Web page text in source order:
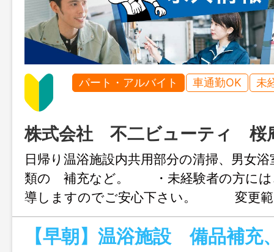
パート・アルバイト 車通勤OK 未
株式会社 不二ビューティ 桜
日帰り温浴施設内共用部分の清掃、男女
類の 補充など。 ・未経験者の方には
導しますのでご安心下さい。 変更範